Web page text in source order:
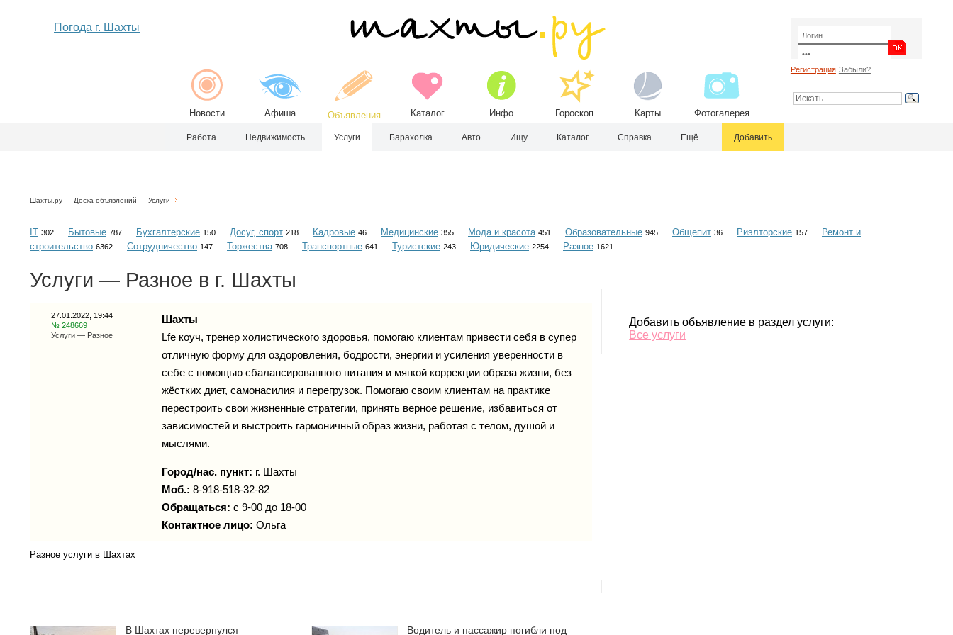
Погода г. Шахты
Новости Афиша Объявления Каталог Инфо Гороскоп Карты Фотогалерея
Регистрация Забыли?
Работа Недвижимость Услуги Барахолка Авто Ищу Каталог Справка Ещё... Добавить
Шахты.ру Доска объявлений Услуги
IT 302 Бытовые 787 Бухгалтерские 150 Досуг, спорт 218 Кадровые 46 Медицинские 355 Мода и красота 451 Образовательные 945 Общепит 36 Риэлторские 157
Ремонт и
строительство 6362 Сотрудничество 147 Торжества 708 Транспортные 641 Туристские 243 Юридические 2254 Разное 1621
Услуги — Разное в г. Шахты
27.01.2022, 19:44
№ 248669
Услуги — Разное
Шахты
Lfe коуч, тренер холистического здоровья, помогаю клиентам привести себя в супер
отличную форму для оздоровления, бодрости, энергии и усиления уверенности в
себе с помощью сбалансированного питания и мягкой коррекции образа жизни, без
жёстких диет, самонасилия и перегрузок. Помогаю своим клиентам на практике
перестроить свои жизненные стратегии, принять верное решение, избавиться от
зависимостей и выстроить гармоничный образ жизни, работая с телом, душой и
мыслями.
Город/нас. пункт: г. Шахты
Моб.: 8-918-518-32-82
Обращаться: с 9-00 до 18-00
Контактное лицо: Ольга
Разное услуги в Шахтах
Добавить объявление в раздел услуги:
Все услуги
В Шахтах перевернулся Водитель и пассажир погибли под